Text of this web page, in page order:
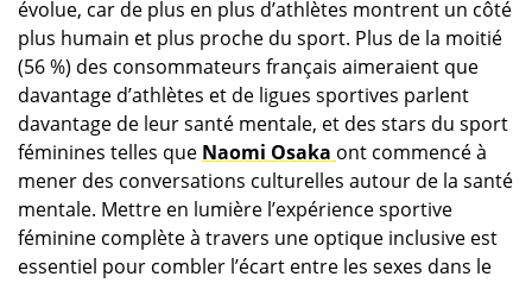
évolue, car de plus en plus d’athlètes montrent un côté
plus humain et plus proche du sport. Plus de la moitié
(56 %) des consommateurs français aimeraient que
davantage d’athlètes et de ligues sportives parlent
davantage de leur santé mentale, et des stars du sport
féminines telles que Naomi Osaka ont commencé à
mener des conversations culturelles autour de la santé
mentale. Mettre en lumière l’expérience sportive
féminine complète à travers une optique inclusive est
essentiel pour combler l’écart entre les sexes dans le